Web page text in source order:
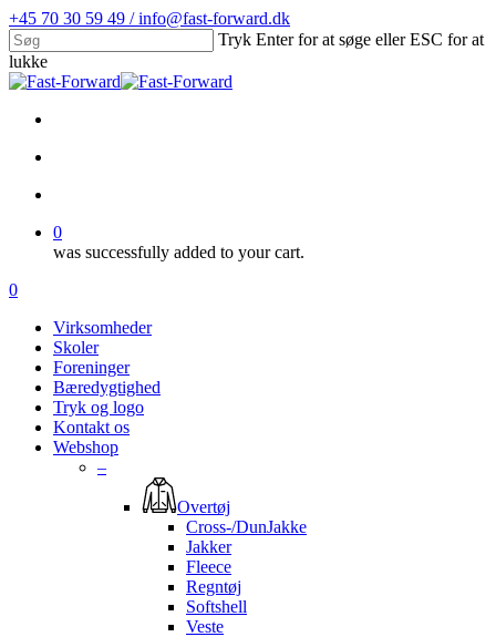
Skip
to
main
content
+45 70 30 59 49 / info@fast-forward.dk
Tryk Enter for at søge eller ESC for at
lukke
Close
0
was successfully added to your cart.
Menu
search
account
0
Virksomheder
Skoler
Foreninger
Bæredygtighed
Tryk og logo
Kontakt os
Webshop
–
Overtøj
Cross-/DunJakke
Jakker
Fleece
Regntøj
Softshell
Veste